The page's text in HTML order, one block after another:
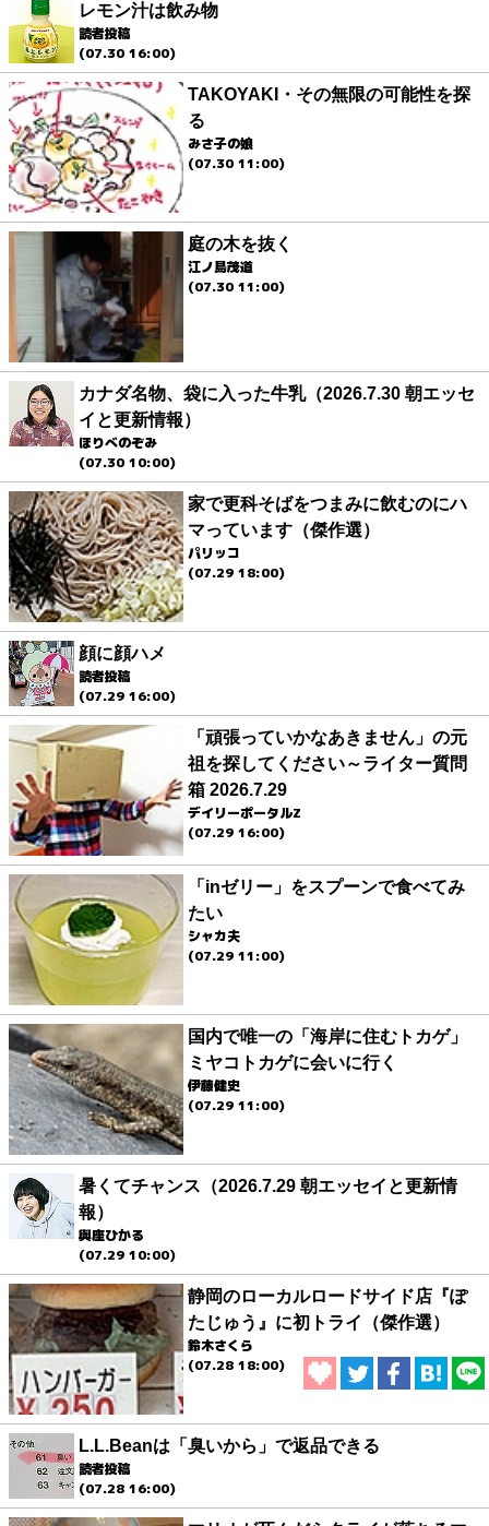
レモン汁は飲み物
読者投稿
(07.30 16:00)
TAKOYAKI・その無限の可能性を探
る
みさ子の娘
(07.30 11:00)
庭の木を抜く
江ノ島茂道
(07.30 11:00)
カナダ名物、袋に入った牛乳（2026.7.30 朝エッセ
イと更新情報）
ほりべのぞみ
(07.30 10:00)
家で更科そばをつまみに飲むのにハ
マっています（傑作選）
パリッコ
(07.29 18:00)
顔に顔ハメ
読者投稿
(07.29 16:00)
「頑張っていかなあきません」の元
祖を探してください～ライター質問
箱 2026.7.29
デイリーポータルZ
(07.29 16:00)
「inゼリー」をスプーンで食べてみ
たい
シャカ夫
(07.29 11:00)
国内で唯一の「海岸に住むトカゲ」
ミヤコトカゲに会いに行く
伊藤健史
(07.29 11:00)
暑くてチャンス（2026.7.29 朝エッセイと更新情
報）
與座ひかる
(07.29 10:00)
静岡のローカルロードサイド店『ぽ
たじゅう』に初トライ（傑作選）
鈴木さくら
(07.28 18:00)
L.L.Beanは「臭いから」で返品できる
読者投稿
(07.28 16:00)